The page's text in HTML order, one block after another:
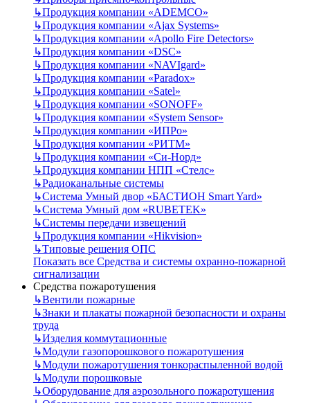
↳Продукция компании «ADEMCO»
↳Продукция компании «Ajax Systems»
↳Продукция компании «Apollo Fire Detectors»
↳Продукция компании «DSC»
↳Продукция компании «NAVIgard»
↳Продукция компании «Paradox»
↳Продукция компании «Satel»
↳Продукция компании «SONOFF»
↳Продукция компании «System Sensor»
↳Продукция компании «ИПРо»
↳Продукция компании «РИТМ»
↳Продукция компании «Си-Норд»
↳Продукция компании НПП «Стелс»
↳Радиоканальные системы
↳Система Умный двор «БАСТИОН Smart Yard»
↳Система Умный дом «RUBETEK»
↳Системы передачи извещений
↳Продукция компании «Hikvision»
↳Типовые решения ОПС
Показать все Средства и системы охранно-пожарной
сигнализации
Средства пожаротушения
↳Вентили пожарные
↳Знаки и плакаты пожарной безопасности и охраны
труда
↳Изделия коммутационные
↳Модули газопорошкового пожаротушения
↳Модули пожаротушения тонкораспыленной водой
↳Модули порошковые
↳Оборудование для аэрозольного пожаротушения